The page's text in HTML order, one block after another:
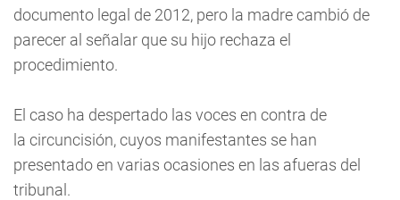
documento legal de 2012, pero la madre cambió de
parecer al señalar que su hijo rechaza el
procedimiento.
El caso ha despertado las voces en contra de
la circuncisión, cuyos manifestantes se han
presentado en varias ocasiones en las afueras del
tribunal.